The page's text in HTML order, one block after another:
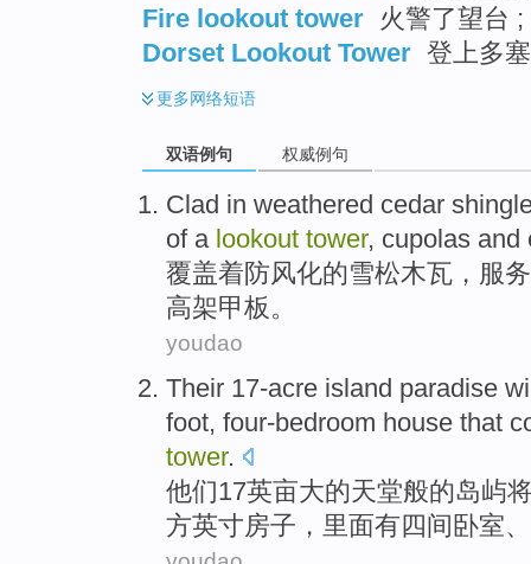
Fire lookout tower 火警了望台
Dorset Lookout Tower 登上多
更多网络短语
双语例句 权威例句
Clad in weathered cedar
of a lookout tower, cupolas and
覆盖着防风化的雪松木瓦， 服
高架甲板。
youdao
Their 17-acre island paradise
foot, four-bedroom house that
tower.
他们17英亩大的天堂般的岛屿
方英寸房子 ，里面有 四间卧室